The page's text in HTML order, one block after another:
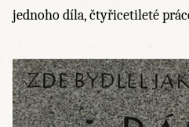
jednoho díla, čtyřicetileté